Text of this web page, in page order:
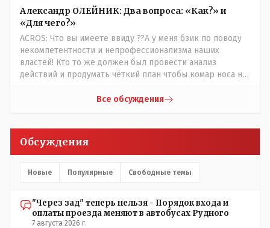
Александр ОЛЕЙНИК: Два вопроса: «Как?» и
«Для чего?»
ACROS: Что вы имеете ввиду ??А у меня бзик по поводу
некомпетентности и непрофессионализма наших
властей! Кто то же должен был провести анализ
действий и продумать чёткий план чтобы комар носа не
центре либо кто то из родственников сидит, либо
причинам, просто обстоятельства немного меняются по
сравнению с Назарбаевскими временами, власти
неизвестная в уравнении взаимоотношений власти и
Все обсуждения
Обсуждения
Новые Популярные Свободные темы
"Через зад" теперь нельзя - Порядок входа и
оплаты проезда меняют в автобусах Рудного
7 августа 2026 г.